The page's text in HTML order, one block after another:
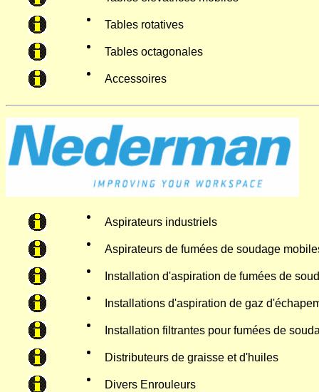
Tables rotatives
Tables octagonales
Accessoires
Aspirateurs industriels
Aspirateurs de fumées de soudage
Installation d'aspiration de fumées de
Installations d'aspiration de gaz
Installation filtrantes pour fumées de
Distributeurs de graisse et d'huiles
Divers Enrouleurs